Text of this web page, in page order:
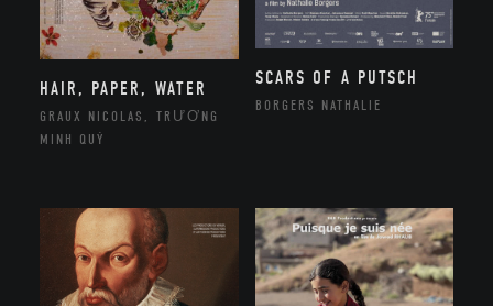
HAIR, PAPER, WATER
GRAUX NICOLAS, TRƯƠNG
MINH QUÝ
SCARS OF A PUTSCH
BORGERS NATHALIE